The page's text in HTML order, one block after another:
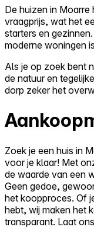
De huizen in Moarre
vraagprijs, wat het
starters en
moderne woningen
Als je op zoek bent
de natuur en
dorp zeker het
Zoek je een huis in
voor je klaar! Met
de waarde van een
Geen gedoe,
het koopproces. Of
hebt, wij maken het
transparant. Laat